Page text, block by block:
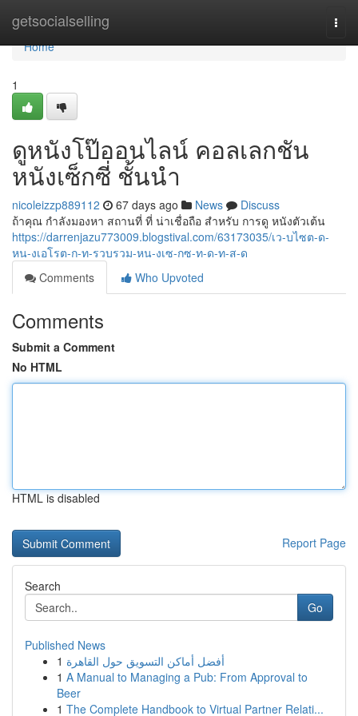
getsocialselling
Home
Home
1
ดูหนังโป๊ออนไลน์ คอลเลกชัน
หนังเซ็กซี่ ชั้นนำ
nicoleizzp889112 67 days ago News
Discuss
ถ้าคุณ กำลังมองหา สถานที่ ที่ น่าเชื่อถือ สำหรับ การดู หนังตัวเต้น
https://darrenjazu773009.blogstival.com/63173035/เว-บไซต-ด-
หน-งเอโรต-ก-ท-รวบรวม-หน-งเซ-กซ-ท-ด-ท-ส-ด
Comments
Who Upvoted
Comments
Submit a Comment
No HTML
HTML is disabled
Report Page
Search
Go
Published News
1 أفضل أماكن التسويق حول القاهرة
1 A Manual to Managing a Pub: From Approval to
Beer
1 The Complete Handbook to Virtual Partner Relati...